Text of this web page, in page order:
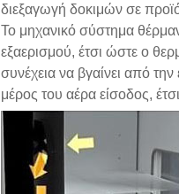
διεξαγωγή δοκιμών σε
Το μηχανικό σύστημα
εξαερισμού, έτσι ώστε ο
συνέχεια να βγαίνει από
μέρος του αέρα είσοδος,